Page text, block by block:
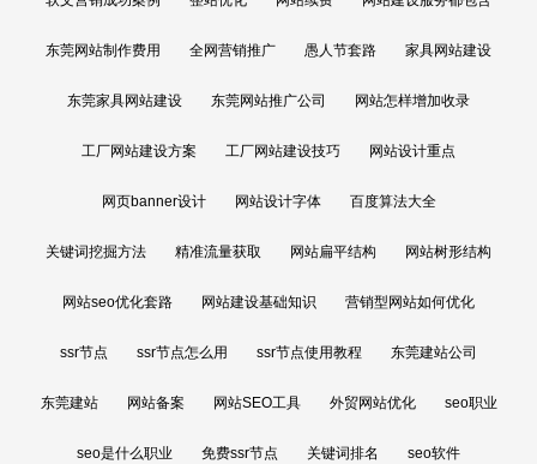
东莞网站制作费用 全网营销推广 愚人节套路 家具网站建设
东莞家具网站建设 东莞网站推广公司 网站怎样增加收录
工厂网站建设方案 工厂网站建设技巧 网站设计重点
网页banner设计 网站设计字体 百度算法大全
关键词挖掘方法 精准流量获取 网站扁平结构 网站树形结构
网站seo优化套路 网站建设基础知识 营销型网站如何优化
ssr节点 ssr节点怎么用 ssr节点使用教程 东莞建站公司
东莞建站 网站备案 网站SEO工具 外贸网站优化 seo职业
seo是什么职业 免费ssr节点 关键词排名 seo软件